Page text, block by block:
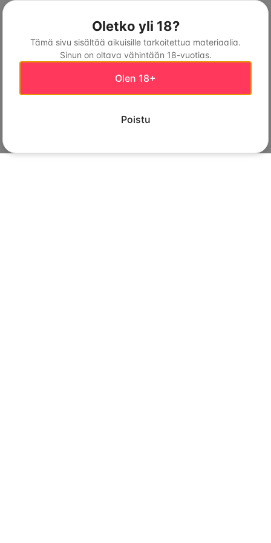
Oletko yli 18?
Tämä sivu sisältää aikuisille tarkoitettua materiaalia.
Sinun on oltava vähintään 18-vuotias.
Olen 18+
Poistu